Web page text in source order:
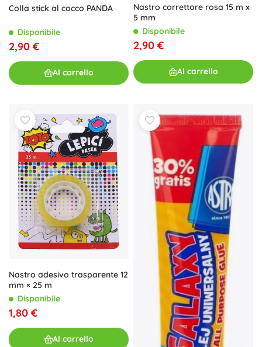
Colla stick al cocco PANDA
Disponibile
2,90 €
Al carrello
Nastro correttore rosa 15 m x
5 mm
Disponibile
2,90 €
Al carrello
Nastro adesivo trasparente 12
mm × 25 m
Disponibile
1,80 €
Al carrello